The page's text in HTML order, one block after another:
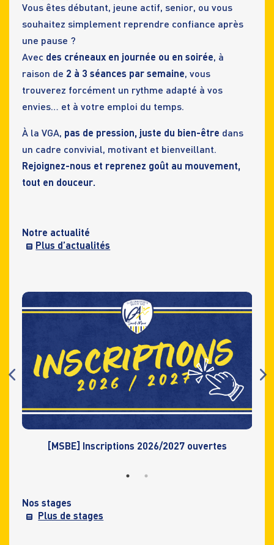
Vous êtes débutant, jeune actif, senior, ou vous
souhaitez simplement reprendre confiance après
une pause ?
Avec des créneaux en journée ou en soirée, à
raison de 2 à 3 séances par semaine, vous
trouverez forcément un rythme adapté à vos
envies… et à votre emploi du temps.
À la VGA, pas de pression, juste du bien-être dans
un cadre convivial, motivant et bienveillant.
Rejoignez-nous et reprenez goût au mouvement,
tout en douceur.
Notre actualité
Plus d’actualités
[MSBE] Inscriptions 2026/2027 ouvertes
Nos stages
Plus de stages